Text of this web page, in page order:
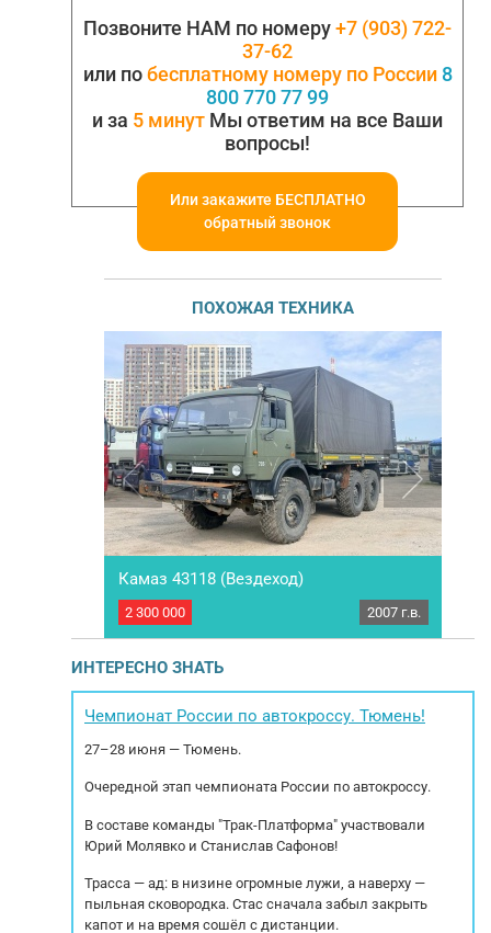
Позвоните НАМ по номеру+7 (903) 722-
37-62
или побесплатному номеру по России 8
800 770 77 99
и за 5 минут Мы ответим на все Ваши
вопросы!
Или закажите БЕСПЛАТНО
обратный звонок
ПОХОЖАЯ ТЕХНИКА
шасси:
Грузовик бортовой Камаз 43118 (Вездеход)
ступенчатая КАМАЗ 1310ТО Раздаточная
коробка: Механическая, двухступенчатая с
блокируемым межосевым дифференциалом
двигателя...
Камаз 43118 (Вездеход)
2 300 000 2007 г.в.
ИНТЕРЕСНО ЗНАТЬ
Чемпионат России по автокроссу. Тюмень!
27–28 июня — Тюмень.
Очередной этап чемпионата России по автокроссу.
В составе команды "Трак-Платформа" участвовали
Юрий Молявко и Станислав Сафонов!
Трасса — ад: в низине огромные лужи, а наверху —
пыльная сковородка. Стас сначала забыл закрыть
капот и на время сошёл с дистанции.